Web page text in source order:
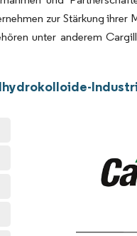
zur Stärkung
unter anderem